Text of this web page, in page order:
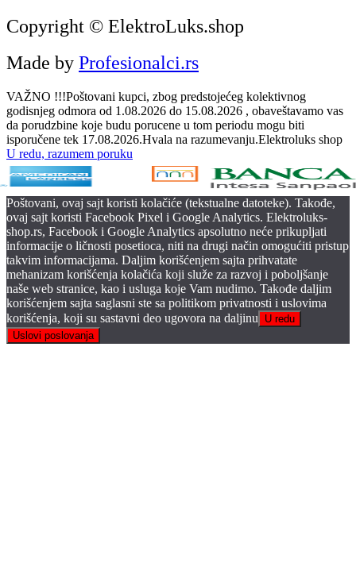
Copyright © ElektroLuks.shop
Made by Profesionalci.rs
VAŽNO !!!Poštovani kupci, zbog predstojećeg kolektivnog
godisnjeg odmora od 1.08.2026 do 15.08.2026 , obaveštavamo vas
da porudzbine koje budu porucene u tom periodu mogu biti
isporučene tek 17.08.2026.Hvala na razumevanju.Elektroluks shop
U redu, razumem poruku
Poštovani, ovaj sajt koristi kolačiće (tekstualne datoteke). Takođe,
ovaj sajt koristi Facebook Pixel i Google Analytics. Elektroluks-
shop.rs, Facebook i Google Analytics apsolutno neće prikupljati
informacije o ličnosti posetioca, niti na drugi način omogućiti pristup
takvim informacijama. Daljim korišćenjem sajta prihvatate
mehanizam korišćenja kolačića koji služe za razvoj i poboljšanje
naše web stranice, kao i usluga koje Vam nudimo. Takođe daljim
korišćenjem sajta saglasni ste sa politikom privatnosti i uslovima
korišćenja, koji su sastavni deo ugovora na daljinu
U redu
Uslovi poslovanja